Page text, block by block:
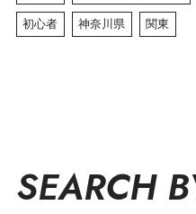
初心者 神奈川県 関東
SEARCH